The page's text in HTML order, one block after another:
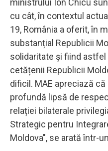
cu cât, în contextul
19, România a oferit, în
substanțial Republicii
solidaritate și fiind
cetățenii Republicii
dificil. MAE apreciază
profundă lipsă de
relației bilaterale
Strategic pentru
Moldova", se arată într-